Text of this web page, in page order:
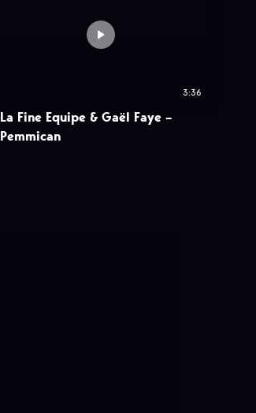
3:36
La Fine Equipe & Gaël Faye –
Pemmican